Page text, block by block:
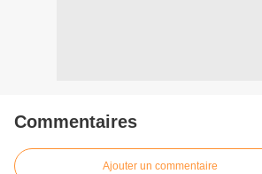
Commentaires
Ajouter un commentaire